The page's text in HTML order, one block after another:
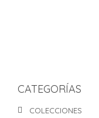
CATEGORÍAS
COLECCIONES